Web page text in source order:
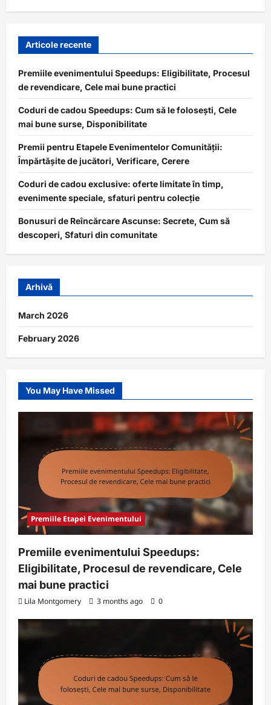
Articole recente
Premiile evenimentului Speedups: Eligibilitate, Procesul
de revendicare, Cele mai bune practici
Coduri de cadou Speedups: Cum să le folosești, Cele
mai bune surse, Disponibilitate
Premii pentru Etapele Evenimentelor Comunității:
Împărtășite de jucători, Verificare, Cerere
Coduri de cadou exclusive: oferte limitate în timp,
evenimente speciale, sfaturi pentru colecție
Bonusuri de Reîncărcare Ascunse: Secrete, Cum să
descoperi, Sfaturi din comunitate
Arhivă
March 2026
February 2026
You May Have Missed
Premiile Etapei Evenimentului
Premiile evenimentului Speedups:
Eligibilitate, Procesul de revendicare, Cele
mai bune practici
Lila Montgomery 3 months ago 0